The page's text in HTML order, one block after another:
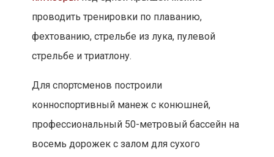
проводить тренировки по плаванию,
фехтованию, стрельбе из лука, пулевой
стрельбе и триатлону.
Для спортсменов построили
конноспортивный манеж с конюшней,
профессиональный 50-метровый бассейн на
восемь дорожек с залом для сухого